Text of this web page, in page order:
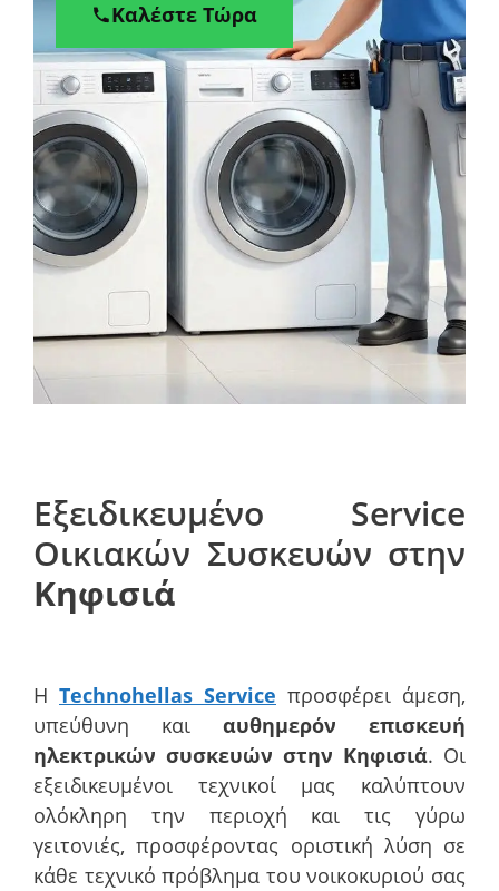
Καλέστε Τώρα
Εξειδικευμένο Service
Οικιακών Συσκευών στην
Κηφισιά
Η Technohellas Service προσφέρει άμεση,
υπεύθυνη και αυθημερόν επισκευή
ηλεκτρικών συσκευών στην Κηφισιά. Οι
εξειδικευμένοι τεχνικοί μας καλύπτουν
ολόκληρη την περιοχή και τις γύρω
γειτονιές, προσφέροντας οριστική λύση σε
κάθε τεχνικό πρόβλημα του νοικοκυριού σας